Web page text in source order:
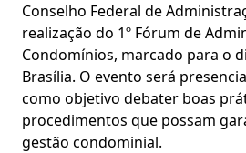
Conselho Federal de
realização do 1º Fórum de
Condomínios, marcado para o
Brasília. O evento será
como objetivo debater boas
procedimentos que possam
gestão condominial.